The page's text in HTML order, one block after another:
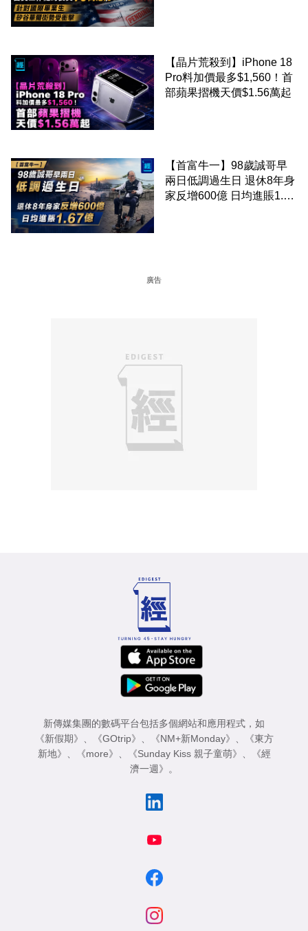
【晶片荒殺到】iPhone 18
Pro料加價最多$1,560！首
部蘋果摺機天價$1.56萬起
【首富牛一】98歲誠哥早
兩日低調過生日 退休8年身
家反增600億 日均進賬1.67
廣告
新傳媒集團的數碼平台包括多個網站和應用程式，如
《新假期》
《GOtrip》 《NM+新Monday》
《東方
新地》
《more》 《Sunday Kiss 親子童萌》
《經
濟一週》
。